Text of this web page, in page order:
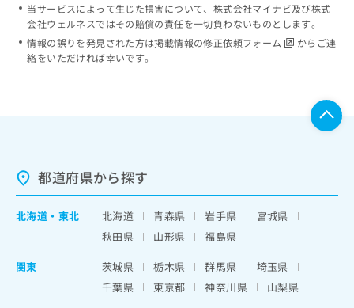
当サービスによって生じた損害について、株式会社マイナビ及び株式
会社ウェルネスではその賠償の責任を一切負わないものとします。
情報の誤りを発見された方は掲載情報の修正依頼フォーム
からご連
絡をいただければ幸いです。
都道府県から探す
北海道 ・ 東北 北海道 青森県 岩手県
宮城県
秋田県
山形県
福島県
関東
茨城県 栃木県 群馬県
埼玉県
千葉県
東京都 神奈川県
山梨県